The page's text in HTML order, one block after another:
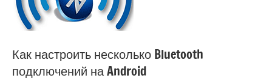
Как настроить несколько Bluetooth
подключений на Android